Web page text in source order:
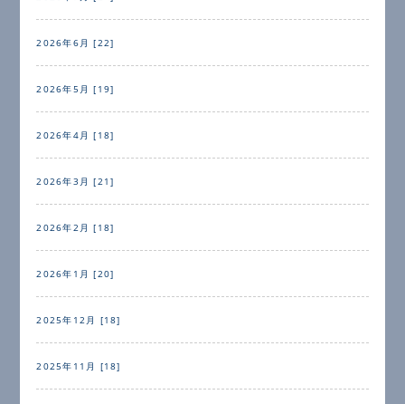
2026年6月 [22]
2026年5月 [19]
2026年4月 [18]
2026年3月 [21]
2026年2月 [18]
2026年1月 [20]
2025年12月 [18]
2025年11月 [18]